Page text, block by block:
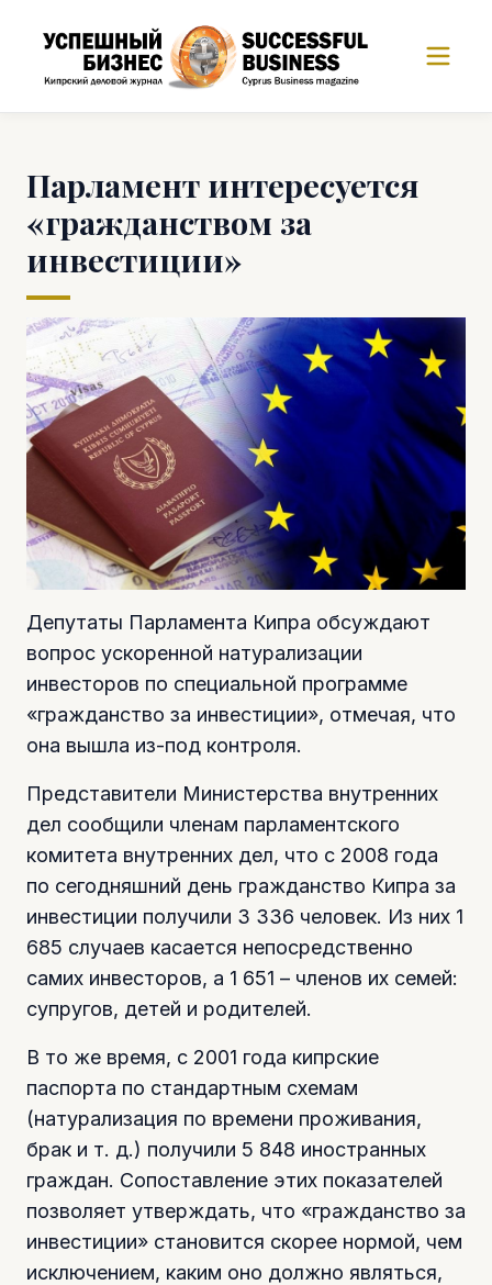
Парламент интересуется
«гражданством за
инвестиции»
Депутаты Парламента Кипра обсуждают
вопрос ускоренной натурализации
инвесторов по специальной программе
«гражданство за инвестиции», отмечая, что
она вышла из-под контроля.
Представители Министерства внутренних
дел сообщили членам парламентского
комитета внутренних дел, что с 2008 года
по сегодняшний день гражданство Кипра за
инвестиции получили 3 336 человек. Из них 1
685 случаев касается непосредственно
самих инвесторов, а 1 651 – членов их семей:
супругов, детей и родителей.
В то же время, с 2001 года кипрские
паспорта по стандартным схемам
(натурализация по времени проживания,
брак и т. д.) получили 5 848 иностранных
граждан. Сопоставление этих показателей
позволяет утверждать, что «гражданство за
инвестиции» становится скорее нормой, чем
исключением, каким оно должно являться,